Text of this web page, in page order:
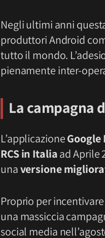
Negli ultimi anni
produttori Android
tutto il mondo.
pienamente inter-
La campagna
L’applicazioneGoogle
RCS in Italiaad Aprile
unaversione
Proprio per
una massiccia
social media